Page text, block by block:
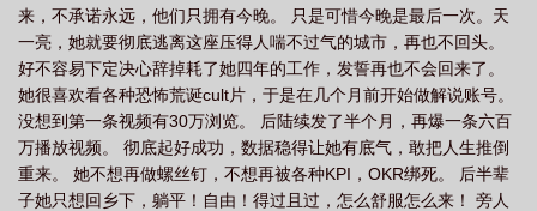
来，不承诺永远，他们只拥有今晚。 只是可惜今晚是最后一次。天
一亮，她就要彻底逃离这座压得人喘不过气的城市，再也不回头。
好不容易下定决心辞掉耗了她四年的工作，发誓再也不会回来了。
她很喜欢看各种恐怖荒诞cult片，于是在几个月前开始做解说账号。
没想到第一条视频有30万浏览。 后陆续发了半个月，再爆一条六百
万播放视频。 彻底起好成功，数据稳得让她有底气，敢把人生推倒
重来。 她不想再做螺丝钉，不想再被各种KPI，OKR绑死。 后半辈
子她只想回乡下，躺平！自由！得过且过，怎么舒服怎么来！ 旁人